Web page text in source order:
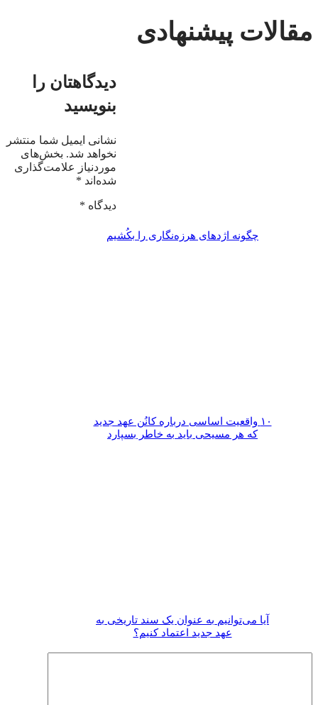
مقالات پیشنهادی
چگونه اژدهای هرزه‌نگاری را بکُشیم
۱۰ واقعیت اساسی درباره کانُن عهد جدید
که هر مسیحی باید به خاطر بسپارد
آیا می‌­توانیم به عنوان یک سند تاریخی به
عهد جدید اعتماد کنیم؟
دیدگاهتان را
بنویسید
نشانی ایمیل شما منتشر
نخواهد شد. بخش‌های
موردنیاز علامت‌گذاری
شده‌اند *
دیدگاه *